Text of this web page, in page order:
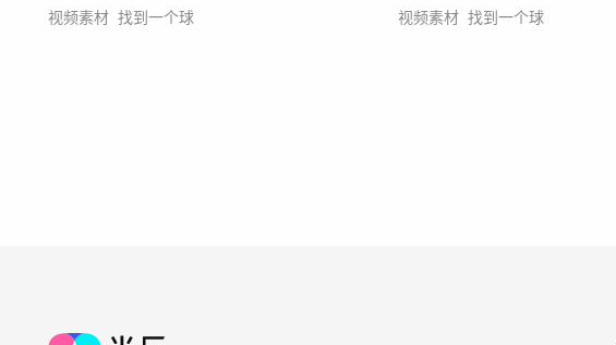
视频素材 找到一个球 视频素材 找到一个球